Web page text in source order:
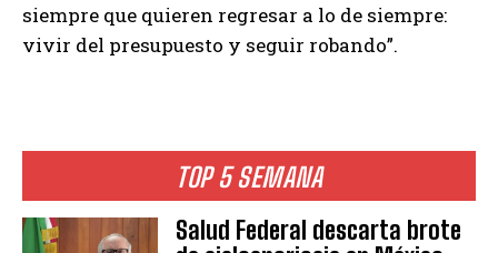
TOP 5 SEMANA
Salud Federal descarta brote
siempre que quieren regresar a lo de siempre:
vivir del presupuesto y seguir robando”.